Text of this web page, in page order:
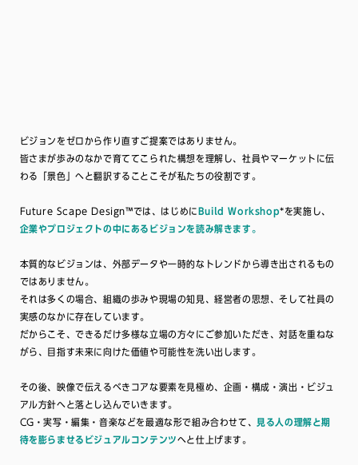
ビジョンをゼロから作り直すご提案ではありません。
皆さまが歩みのなかで育ててこられた構想を理解し、社員やマーケットに伝
わる「景色」へと翻訳することこそが私たちの役割です。
Future Scape Design™では、はじめにBuild Workshop*を実施し、
企業やプロジェクトの中にあるビジョンを読み解きます。
本質的なビジョンは、外部データや一時的なトレンドから導き出されるもの
ではありません。
それは多くの場合、組織の歩みや現場の知見、経営者の思想、そして社員の
実感のなかに存在しています。
だからこそ、できるだけ多様な立場の方々にご参加いただき、対話を重ねな
がら、目指す未来に向けた価値や可能性を洗い出します。
その後、映像で伝えるべきコアな要素を見極め、企画・構成・演出・ビジュ
アル方針へと落とし込んでいきます。
CG・実写・編集・音楽などを最適な形で組み合わせて、見る人の理解と期
待を膨らませるビジュアルコンテンツへと仕上げます。